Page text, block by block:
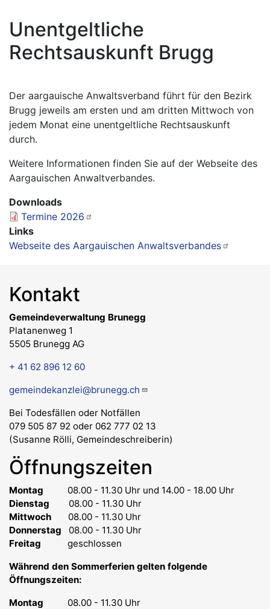
Unentgeltliche
Rechtsauskunft Brugg
Der aargauische Anwaltsverband führt für den Bezirk
Brugg jeweils am ersten und am dritten Mittwoch von
jedem Monat eine unentgeltliche Rechtsauskunft
durch.
Weitere Informationen finden Sie auf der Webseite des
Aargauischen Anwaltverbandes.
Downloads
Termine 2026
Links
Webseite des Aargauischen Anwaltsverbandes
Kontakt
Gemeindeverwaltung Brunegg
Platanenweg 1
5505 Brunegg AG
+ 41 62 896 12 60
gemeindekanzlei@brunegg.ch
Bei Todesfällen oder Notfällen
079 505 87 92 oder 062 777 02 13
(Susanne Rölli, Gemeindeschreiberin)
Öffnungszeiten
Montag 08.00 - 11.30 Uhr und 14.00 - 18.00 Uhr
Dienstag 08.00 - 11.30 Uhr
Mittwoch 08.00 - 11.30 Uhr
Donnerstag 08.00 - 11.30 Uhr
Freitag geschlossen
Während den Sommerferien gelten folgende
Öffnungszeiten:
Montag 08.00 - 11.30 Uhr